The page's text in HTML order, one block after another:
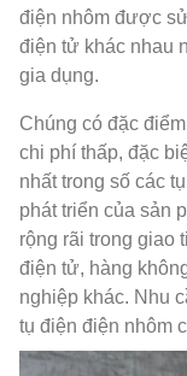
điện nhôm được
điện tử khác nhau
gia dụng.
Chúng có đặc
chi phí thấp, đặc
nhất trong số các
phát triển của sản
rộng rãi trong giao
điện tử, hàng
nghiệp khác. Nhu
tụ điện điện nhôm